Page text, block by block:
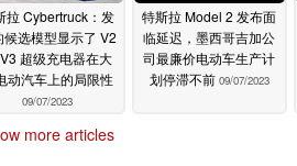
拉 Cybertruck：发
候选模型显示了 V2
超级充电器在大
动汽车上的局限性
09/07/2023
特斯拉 Model 2 发布面
临延迟，墨西哥吉加公
司最廉价电动车生产计
划停滞不前 09/07/2023
more articles